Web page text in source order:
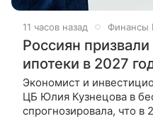
11 часов назад Финансы
Россиян
ипотеки в 2027
Экономист и
ЦБ Юлия Кузнецова в
спрогнозировала, что в